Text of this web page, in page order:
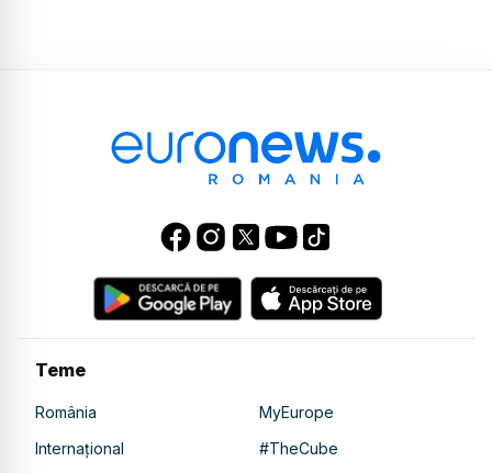
Teme
România
MyEurope
Internațional
#TheCube